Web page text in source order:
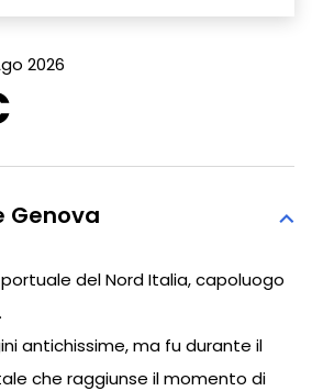
2026
Genova
del Nord Italia, capoluogo
antichissime, ma fu durante il
che raggiunse il momento di